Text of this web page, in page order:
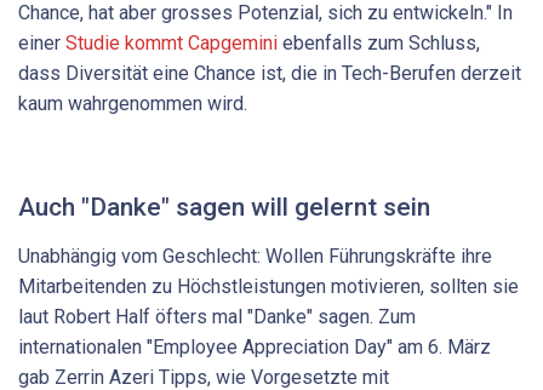
Chance, hat aber grosses Potenzial, sich zu entwickeln." In
einer Studie kommt Capgemini ebenfalls zum Schluss,
dass Diversität eine Chance ist, die in Tech-Berufen derzeit
kaum wahrgenommen wird.
Auch "Danke" sagen will gelernt sein
Unabhängig vom Geschlecht: Wollen Führungskräfte ihre
Mitarbeitenden zu Höchstleistungen motivieren, sollten sie
laut Robert Half öfters mal "Danke" sagen. Zum
internationalen "Employee Appreciation Day" am 6. März
gab Zerrin Azeri Tipps, wie Vorgesetzte mit